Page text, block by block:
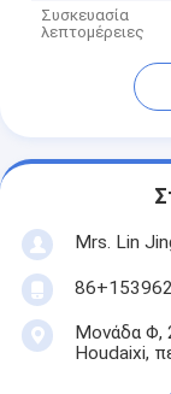
Συσκευασία
λεπτομέρειες
Mrs. Lin
Μονάδα Φ,
Houdaixi,